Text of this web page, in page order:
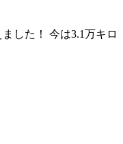
した！ 今は3.1万キロ